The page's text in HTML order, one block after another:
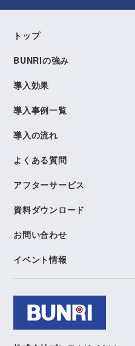
トップ
BUNRIの強み
導入効果
導入事例一覧
導入の流れ
よくある質問
アフターサービス
資料ダウンロード
お問い合わせ
イベント情報